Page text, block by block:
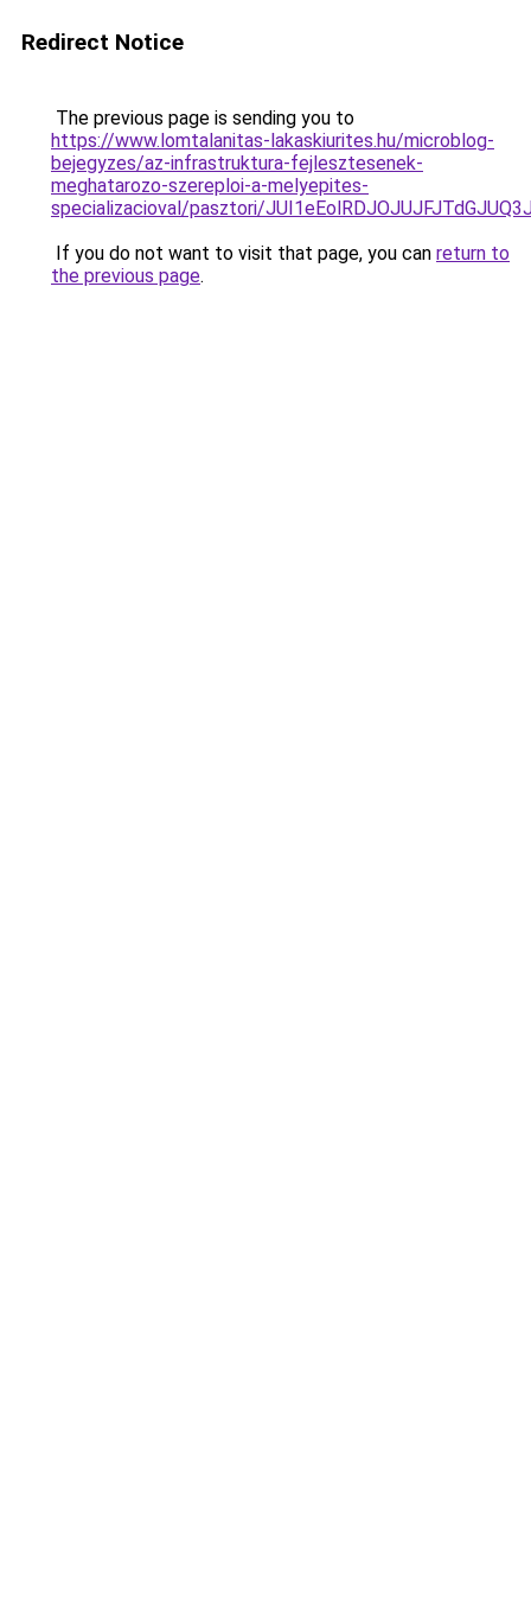
Redirect Notice
The previous page is sending you to
https://www.lomtalanitas-lakaskiurites.hu/microblog-
bejegyzes/az-infrastruktura-fejlesztesenek-
meghatarozo-szereploi-a-melyepites-
specializacioval/pasztori/
If you do not want to visit that page, you can return to
the previous page.